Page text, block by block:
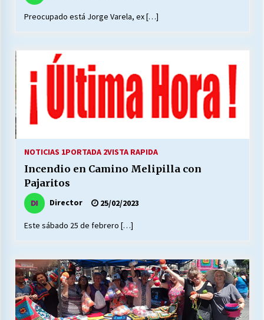
Preocupado está Jorge Varela, ex […]
NOTICIAS 1PORTADA 2VISTA RAPIDA
Incendio en Camino Melipilla con
Pajaritos
Director 25/02/2023
Este sábado 25 de febrero […]